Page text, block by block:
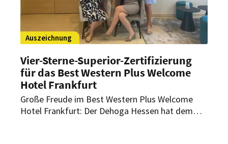
Auszeichnung
Vier-Sterne-Superior-Zertifizierung
für das Best Western Plus Welcome
Hotel Frankfurt
Große Freude im Best Western Plus Welcome
Hotel Frankfurt: Der Dehoga Hessen hat dem